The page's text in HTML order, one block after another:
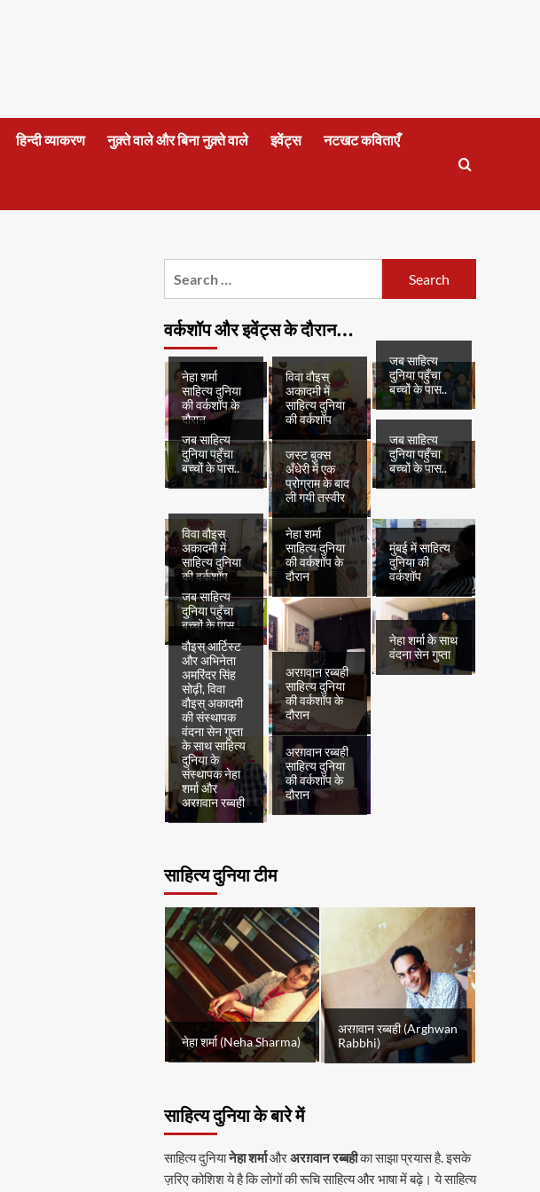
हिन्दी व्याकरण नुक़्ते वाले और बिना नुक़्ते वाले इवेंट्स नटखट कविताएँ
वर्कशॉप और इवेंट्स के दौरान…
नेहा शर्मा
साहित्य दुनिया
की वर्कशॉप के
दौरान
विवा वौइस्
अकादमी में
साहित्य दुनिया
की वर्कशॉप
जब साहित्य
दुनिया पहुँचा
बच्चों के पास..
जब साहित्य
दुनिया पहुँचा
बच्चों के पास..
जस्ट बुक्स
अँधेरी में एक
प्रोग्राम के बाद
ली गयी तस्वीर
जब साहित्य
दुनिया पहुँचा
बच्चों के पास..
विवा वौइस्
अकादमी में
साहित्य दुनिया
की वर्कशॉप
नेहा शर्मा
साहित्य दुनिया
की वर्कशॉप के
दौरान
मुंबई में साहित्य
दुनिया की
वर्कशॉप
जब साहित्य
दुनिया पहुँचा
बच्चों के पास..
अरग़वान रब्बही
साहित्य दुनिया
की वर्कशॉप के
दौरान
नेहा शर्मा के साथ
वंदना सेन गुप्ता
वौइस् आर्टिस्ट
और अभिनेता
अमरिंदर सिंह
सोढ़ी, विवा
वौइस् अकादमी
की संस्थापक
वंदना सेन गुप्ता
के साथ साहित्य
दुनिया के
संस्थापक नेहा
शर्मा और
अरग़वान रब्बही
अरग़वान रब्बही
साहित्य दुनिया
की वर्कशॉप के
दौरान
साहित्य दुनिया टीम
नेहा शर्मा (Neha Sharma)
अरग़वान रब्बही (Arghwan
Rabbhi)
साहित्य दुनिया के बारे में
साहित्य दुनियानेहा शर्माऔरअरग़वान रब्बहीका साझा प्रयास है. इसके
ज़रिए कोशिश ये है कि लोगों की रूचि साहित्य और भाषा में बढ़े। ये साहित्य